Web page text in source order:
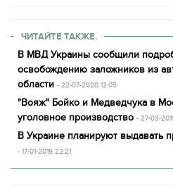
ЧИТАЙТЕ ТАКЖЕ.
В МВД Украины сообщили
освобождению заложников из
области - 22-07-2020 13:05
"Вояж" Бойко и Медведчука в
уголовное производство - 27-03-
В Украине планируют выдавать
- 17-01-2019 22:21